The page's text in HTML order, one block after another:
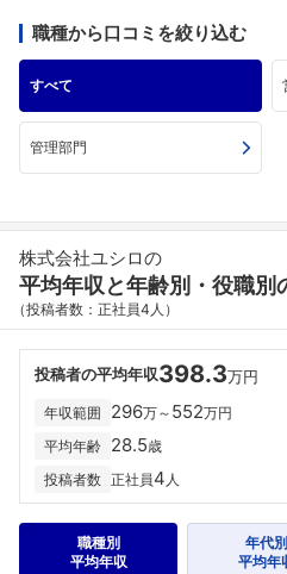
職種から口コミを絞り込む
すべて
管理部門
株式会社ユシロの
平均年収と年齢別・役職別
（投稿者数：正社員4人）
投稿者の平均年収398.3万円
年収範囲 296万～ 552万円
平均年齢 28.5歳
投稿者数 正社員4 人
職種別
平均年収
年代別
平均年